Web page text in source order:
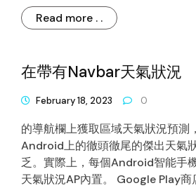
Read more . .
在帶有Navbar天氣狀況
February 18, 2023 0
的導航欄上獲取區域天氣狀況預測
Android上的徹頭徹尾的傑出天氣
乏。實際上，每個Android智能手
天氣狀況AP內置。 Google Play商